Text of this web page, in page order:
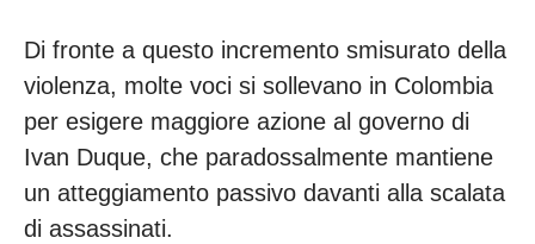
Di fronte a questo incremento smisurato della
violenza, molte voci si sollevano in Colombia
per esigere maggiore azione al governo di
Ivan Duque, che paradossalmente mantiene
un atteggiamento passivo davanti alla scalata
di assassinati.